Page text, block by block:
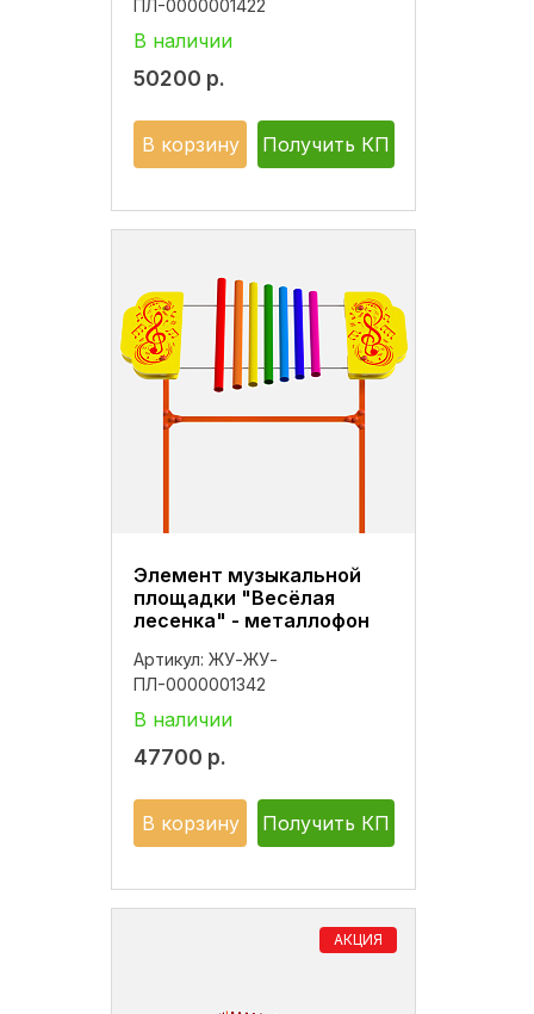
ПЛ-0000001422
В наличии
50200 р.
В корзину Получить КП
Элемент музыкальной
площадки "Весёлая
лесенка" - металлофон
Артикул: ЖУ-ЖУ-
ПЛ-0000001342
В наличии
47700 р.
В корзину Получить КП
АКЦИЯ